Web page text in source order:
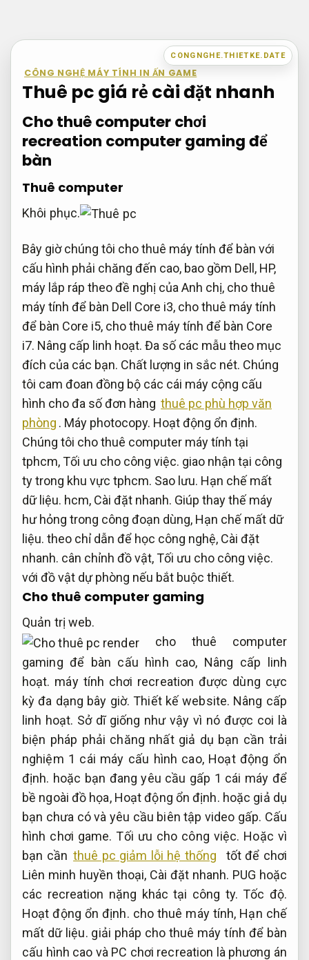
nội
dung
CONGNGHE.THIETKE.DATE
CÔNG NGHỆ MÁY TÍNH IN ẤN GAME
Thuê pc giá rẻ cài đặt nhanh
Cho thuê computer chơi
recreation computer gaming để
bàn
Thuê computer
Khôi phục.
Bây giờ chúng tôi cho thuê máy tính để bàn với
cấu hình phải chăng đến cao, bao gồm Dell, HP,
máy lắp ráp theo đề nghị của Anh chị, cho thuê
máy tính để bàn Dell Core i3, cho thuê máy tính
để bàn Core i5, cho thuê máy tính để bàn Core
i7. Nâng cấp linh hoạt. Đa số các mẫu theo mục
đích của các bạn. Chất lượng in sắc nét. Chúng
tôi cam đoan đồng bộ các cái máy cộng cấu
hình cho đa số đơn hàng thuê pc phù hợp văn
phòng . Máy photocopy. Hoạt động ổn định.
Chúng tôi cho thuê computer máy tính tại
tphcm,Tối ưu cho công việc. giao nhận tại công
ty trong khu vực tphcm. Sao lưu. Hạn chế mất
dữ liệu. hcm, Cài đặt nhanh. Giúp thay thế máy
hư hỏng trong công đoạn dùng, Hạn chế mất dữ
liệu. theo chỉ dẫn để học công nghệ, Cài đặt
nhanh. cân chỉnh đồ vật,Tối ưu cho công việc.
với đồ vật dự phòng nếu bắt buộc thiết.
Cho thuê computer gaming
Quản trị web.
cho thuê computer
gaming để bàn cấu hình cao, Nâng cấp linh
hoạt. máy tính chơi recreation được dùng cực
kỳ đa dạng bây giờ.Thiết kế website. Nâng cấp
linh hoạt. Sở dĩ giống như vậy vì nó được coi là
biện pháp phải chăng nhất giả dụ bạn cần trải
nghiệm 1 cái máy cấu hình cao, Hoạt động ổn
định. hoặc bạn đang yêu cầu gấp 1 cái máy để
bề ngoài đồ họa, Hoạt động ổn định. hoặc giả dụ
bạn chưa có và yêu cầu biên tập video gấp. Cấu
hình chơi game. Tối ưu cho công việc. Hoặc vì
bạn cần thuê pc giảm lỗi hệ thống
tốt để chơi
Liên minh huyền thoại, Cài đặt nhanh. PUG hoặc
các recreation nặng khác tại công ty.Tốc độ.
Hoạt động ổn định. cho thuê máy tính, Hạn chế
mất dữ liệu. giải pháp cho thuê máy tính để bàn
cấu hình cao và PC chơi recreation là phương án